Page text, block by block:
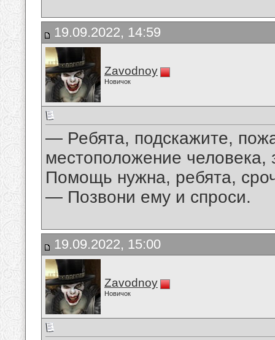
19.09.2022, 14:59
Zavodnoy
Новичок
— Ребята, подскажите,
местоположение
Помощь нужна, ребята,
— Позвони ему и спроси.
19.09.2022, 15:00
Zavodnoy
Новичок